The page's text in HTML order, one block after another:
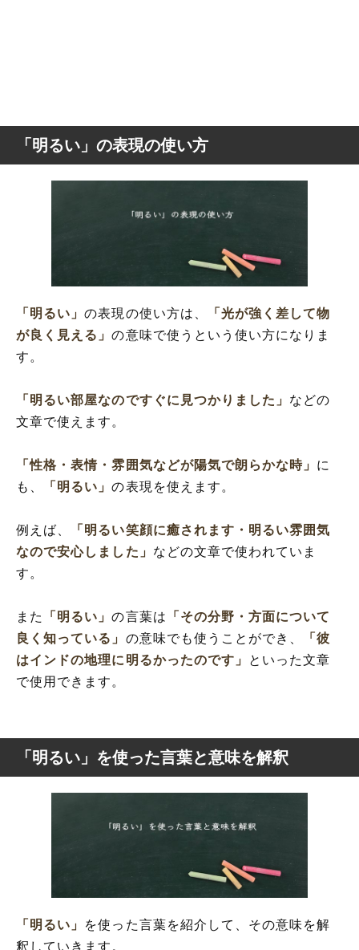
「明るい」の表現の使い方
「明るい」の表現の使い方は、
「光が強く差して物
が良く見える」の意味で使うという使い方になりま
す。
「明るい部屋なのですぐに見つかりました」 などの
文章で使えます。
「性格・表情・雰囲気などが陽気で朗らかな時」 に
も、
「明るい」の表現を使えます。
例えば、
「明るい笑顔に癒されます・明るい雰囲気
なので安心しました」 などの文章で使われていま
す。
また 「明るい」の言葉は
「その分野・方面について
良く知っている」 の意味でも使うことができ、
「彼
はインドの地理に明るかったのです」
といった文章
で使用できます。
「明るい」を使った言葉と意味を解釈
「明るい」 を使った言葉を紹介して、その意味を解
釈していきます。